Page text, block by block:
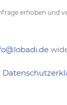
erhoben und